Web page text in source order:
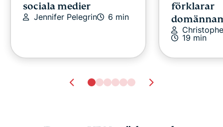
sociala medier
Jennifer Pelegrin 6 min
förklarar
19 min